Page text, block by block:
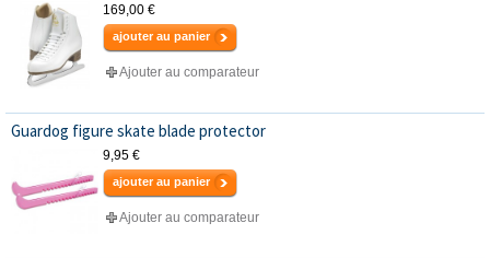
169,00 €
ajouter au panier
Ajouter au comparateur
Guardog figure skate blade protector
9,95 €
ajouter au panier
Ajouter au comparateur